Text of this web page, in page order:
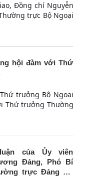
Đồng chí Nguyễn
trực Bộ Ngoại
hội đàm với Thứ
trưởng Bộ Ngoại
Thứ trưởng Thường
của Ủy viên
Đảng, Phó Bí
trực Đảng ủy,